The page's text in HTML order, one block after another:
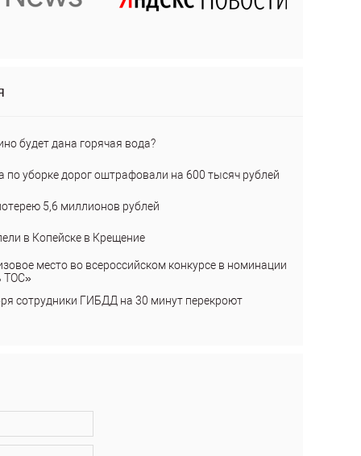
будет дана горячая вода?
по уборке дорог оштрафовали на 600 тысяч рублей
5,6 миллионов рублей
в Копейске в Крещение
место во всероссийском конкурсе в номинации
ТОС»
сотрудники ГИБДД на 30 минут перекроют